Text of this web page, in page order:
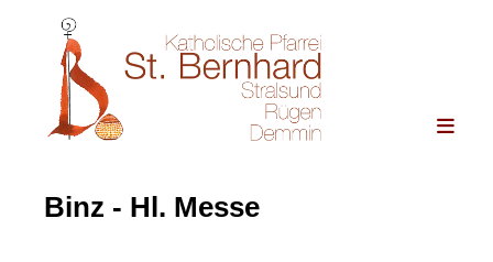
Binz - Hl. Messe